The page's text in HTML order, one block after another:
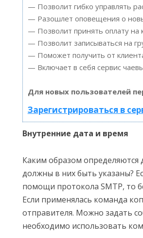
— Позволит гибко управлять
— Разошлет оповещения о
— Позволит принять оплату на
— Позволит записываться на
— Поможет получить от
— Включает в себя сервис
Для новых пользователей
Зарегистрироваться в
Внутренние дата и время
Каким образом
должны в них быть указаны?
помощи протокола SMTP, то
Если применялась команда
отправителя. Можно задать
необходимо использовать